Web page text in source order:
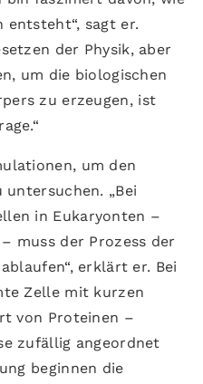
entsteht“, sagt er.
der Physik, aber
um die biologischen
zu erzeugen, ist
um den
„Bei
in Eukaryonten –
muss der Prozess der
erklärt er. Bei
Zelle mit kurzen
von Proteinen –
zufällig angeordnet
beginnen die